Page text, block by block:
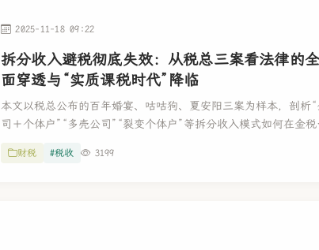
2025-11-18 09:22
拆分收入避税彻底失效：从税总三案看法律的
面穿透与“实质课税时代”降临
本文以税总公布的百年婚宴、咕咕狗、夏安阳三案为样本，剖析“
司＋个体户”“多壳公司”“裂变个体户”等拆分收入模式如何在金税
则、会计法真实性要求、公司法人格否认、发票与登记制度以及刑
财税 #税收 3199